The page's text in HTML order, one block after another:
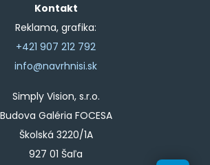
Kontakt
Reklama, grafika:
+421 907 212 792
info@navrhnisi.sk
Simply Vision, s.r.o.
Budova Galéria FOCESA
Školská 3220/1A
927 01 Šaľa